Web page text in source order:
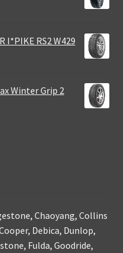
I*PIKE RS2 W429
Winter Grip 2
Chaoyang, Collins
Debica, Dunlop,
Fulda, Goodride,